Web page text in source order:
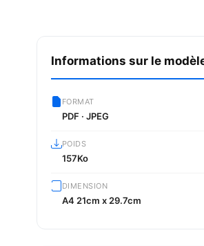
Informations sur le
FORMAT
PDF · JPEG
POIDS
157Ko
DIMENSION
A4 21cm x 29.7cm